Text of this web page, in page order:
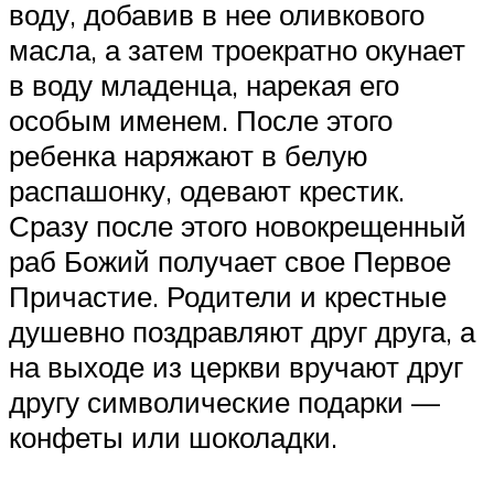
воду, добавив в нее оливкового
масла, а затем троекратно окунает
в воду младенца, нарекая его
особым именем. После этого
ребенка наряжают в белую
распашонку, одевают крестик.
Сразу после этого новокрещенный
раб Божий получает свое Первое
Причастие. Родители и крестные
душевно поздравляют друг друга, а
на выходе из церкви вручают друг
другу символические подарки —
конфеты или шоколадки.